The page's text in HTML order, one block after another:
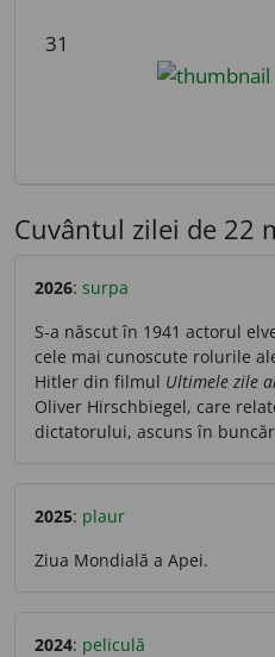
31
Cuvântul zilei de 22
2026: surpa
S-a născut în 1941 actorul
cele mai cunoscute rolurile
Hitler din filmul Ultimele zile
Oliver Hirschbiegel, care
dictatorului, ascuns în
2025: plaur
Ziua Mondială a Apei.
2024: peliculă